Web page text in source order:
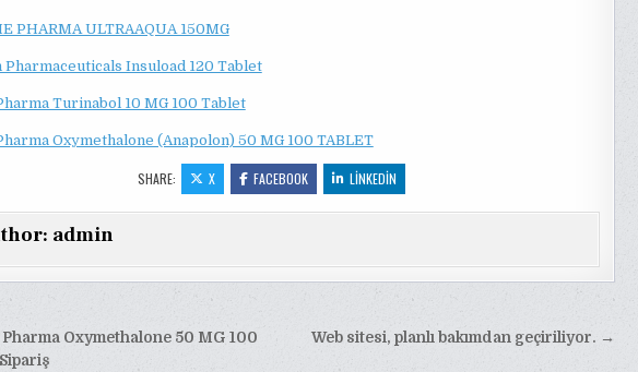
PHARMA ULTRAAQUA 150MG
Pharmaceuticals Insuload 120 Tablet
Turinabol 10 MG 100 Tablet
Oxymethalone (Anapolon) 50 MG 100 TABLET
SHARE: X FACEBOOK LINKEDIN
admin
Web sitesi, planlı bakımdan geçiriliyor. →
Oxymethalone 50 MG 100